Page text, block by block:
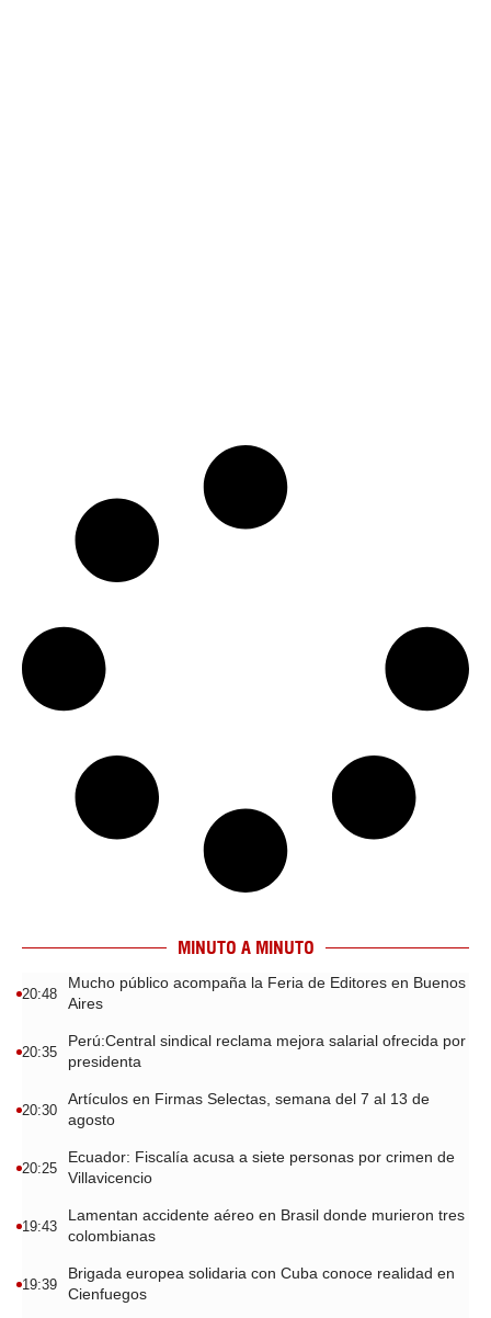
MINUTO A MINUTO
20:48
Mucho público acompaña la Feria de Editores en Buenos
Aires
20:35
Perú:Central sindical reclama mejora salarial ofrecida por
presidenta
20:30
Artículos en Firmas Selectas, semana del 7 al 13 de
agosto
20:25
Ecuador: Fiscalía acusa a siete personas por crimen de
Villavicencio
19:43
Lamentan accidente aéreo en Brasil donde murieron tres
colombianas
19:39
Brigada europea solidaria con Cuba conoce realidad en
Cienfuegos